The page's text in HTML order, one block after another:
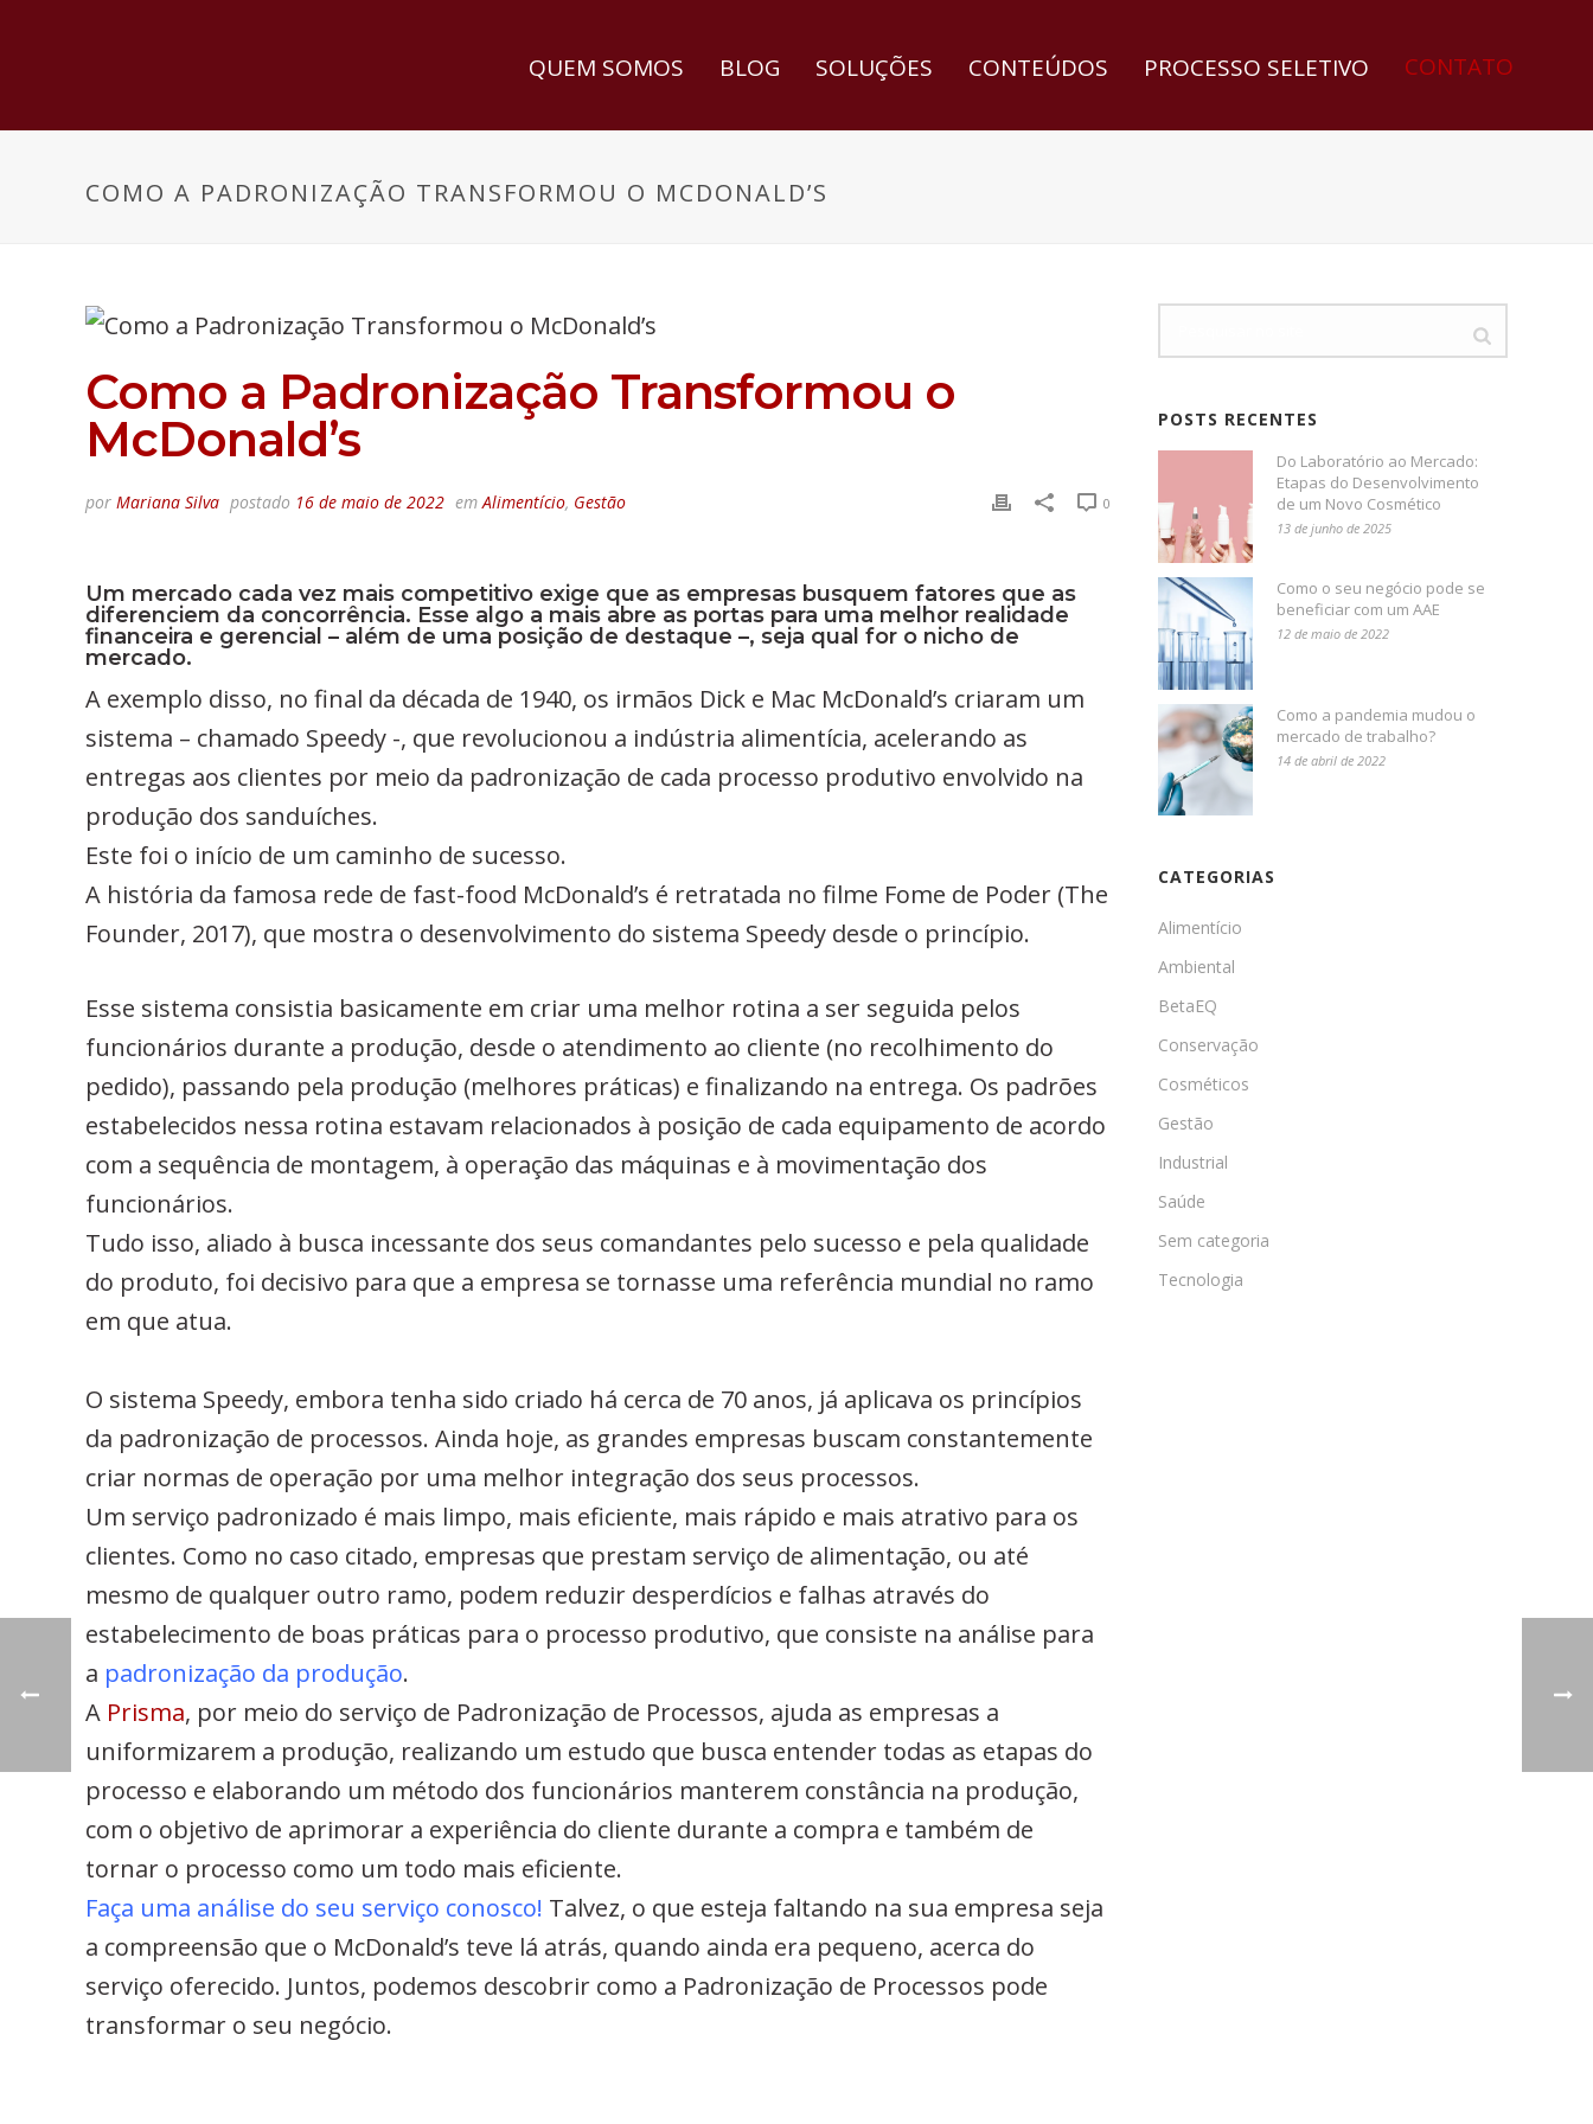
QUEM SOMOS BLOG SOLUÇÕES CONTEÚDOS PROCESSO SELETIVO CONTATO
COMO A PADRONIZAÇÃO TRANSFORMOU O MCDONALD’S
Como a Padronização Transformou o
McDonald’s
por Mariana Silva postado 16 de maio de 2022 emAlimentício, Gestão 0
Um mercado cada vez mais competitivo exige que as empresas busquem fatores que as
diferenciem da concorrência. Esse algo a mais abre as portas para uma melhor realidade
financeira e gerencial – além de uma posição de destaque –, seja qual for o nicho de
mercado.
A exemplo disso, no final da década de 1940, os irmãos Dick e Mac McDonald’s criaram um
sistema – chamado Speedy -, que revolucionou a indústria alimentícia, acelerando as
entregas aos clientes por meio da padronização de cada processo produtivo envolvido na
produção dos sanduíches.
Este foi o início de um caminho de sucesso.
A história da famosa rede de fast-food McDonald’s é retratada no filme Fome de Poder (The
Founder, 2017), que mostra o desenvolvimento do sistema Speedy desde o princípio.
Esse sistema consistia basicamente em criar uma melhor rotina a ser seguida pelos
funcionários durante a produção, desde o atendimento ao cliente (no recolhimento do
pedido), passando pela produção (melhores práticas) e finalizando na entrega. Os padrões
estabelecidos nessa rotina estavam relacionados à posição de cada equipamento de acordo
com a sequência de montagem, à operação das máquinas e à movimentação dos
funcionários.
Tudo isso, aliado à busca incessante dos seus comandantes pelo sucesso e pela qualidade
do produto, foi decisivo para que a empresa se tornasse uma referência mundial no ramo
em que atua.
O sistema Speedy, embora tenha sido criado há cerca de 70 anos, já aplicava os princípios
da padronização de processos. Ainda hoje, as grandes empresas buscam constantemente
criar normas de operação por uma melhor integração dos seus processos.
Um serviço padronizado é mais limpo, mais eficiente, mais rápido e mais atrativo para os
clientes. Como no caso citado, empresas que prestam serviço de alimentação, ou até
mesmo de qualquer outro ramo, podem reduzir desperdícios e falhas através do
estabelecimento de boas práticas para o processo produtivo, que consiste na análise para
a padronização da produção.
A Prisma, por meio do serviço de Padronização de Processos, ajuda as empresas a
uniformizarem a produção, realizando um estudo que busca entender todas as etapas do
processo e elaborando um método dos funcionários manterem constância na produção,
com o objetivo de aprimorar a experiência do cliente durante a compra e também de
tornar o processo como um todo mais eficiente.
Faça uma análise do seu serviço conosco! Talvez, o que esteja faltando na sua empresa seja
a compreensão que o McDonald’s teve lá atrás, quando ainda era pequeno, acerca do
serviço oferecido. Juntos, podemos descobrir como a Padronização de Processos pode
transformar o seu negócio.
POSTS RECENTES
Do Laboratório ao Mercado:
Etapas do Desenvolvimento
de um Novo Cosmético
13 de junho de 2025
Como o seu negócio pode se
beneficiar com um AAE
12 de maio de 2022
Como a pandemia mudou o
mercado de trabalho?
14 de abril de 2022
CATEGORIAS
Alimentício
Ambiental
BetaEQ
Conservação
Cosméticos
Gestão
Industrial
Saúde
Sem categoria
Tecnologia